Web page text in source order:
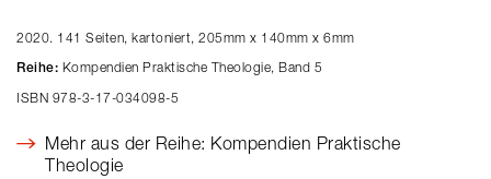
2020. 141 Seiten, kartoniert, 205mm x 140mm x 6mm
Reihe: Kompendien Praktische Theologie, Band 5
ISBN 978-3-17-034098-5
Mehr aus der Reihe: Kompendien Praktische
Theologie